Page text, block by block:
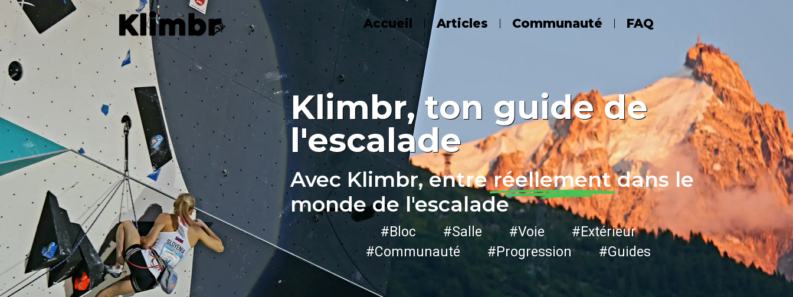
Accueil Articles Communauté FAQ
Klimbr, ton guide de
l'escalade
Avec Klimbr, entre réellement dans le
monde de l'escalade
#Bloc #Salle #Voie #Extérieur
#Communauté #Progression #Guides